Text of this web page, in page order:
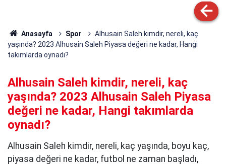
Anasayfa Spor
Alhusain Saleh kimdir, nereli, kaç
yaşında? 2023 Alhusain Saleh Piyasa değeri ne kadar, Hangi
takımlarda oynadı?
Alhusain Saleh kimdir, nereli, kaç
yaşında? 2023 Alhusain Saleh Piyasa
değeri ne kadar, Hangi takımlarda
oynadı?
Alhusain Saleh kimdir, nereli, kaç yaşında, boyu kaç,
piyasa değeri ne kadar, futbol ne zaman başladı,